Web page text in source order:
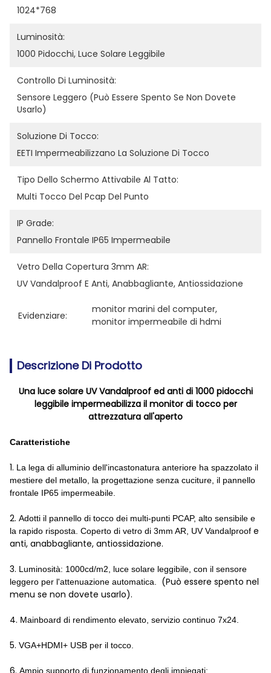
1024*768
Luminosità:
1000 Pidocchi, Luce Solare Leggibile
Controllo Di Luminosità:
Sensore Leggero (può Essere Spento Se Non Dovete
Usarlo)
Soluzione Di Tocco:
EETI Impermeabilizzano La Soluzione Di Tocco
Tipo Dello Schermo Attivabile Al Tatto:
Multi Tocco Del Pcap Del Punto
IP Grade:
Pannello Frontale IP65 Impermeabile
Vetro Della Copertura 3mm AR:
UV Vandalproof E Anti, Anabbagliante, Antiossidazione
Evidenziare:
monitor marini del computer,
monitor impermeabile di hdmi
Descrizione Di Prodotto
Una luce solare UV Vandalproof ed anti di 1000 pidocchi
leggibile impermeabilizza il monitor di tocco per
attrezzatura all'aperto
Caratteristiche
1. La lega di alluminio dell'incastonatura anteriore ha spazzolato il
mestiere del metallo, la progettazione senza cuciture, il pannello
frontale IP65 impermeabile.
2. Adotti il pannello di tocco dei multi-punti PCAP, alto sensibile e
la rapido risposta. Coperto di vetro di 3mm AR, UV Vandalproof e
anti, anabbagliante, antiossidazione.
3. Luminosità: 1000cd/m2, luce solare leggibile, con il sensore
leggero per l'attenuazione automatica.
(Può essere spento nel
menu se non dovete usarlo).
4. Mainboard di rendimento elevato, servizio continuo 7x24.
5. VGA+HDMI+ USB per il tocco.
6. Ampio supporto di funzionamento degli impiegati: